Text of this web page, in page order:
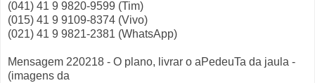
(041) 41 9 9820-9599 (Tim)
(015) 41 9 9109-8374 (Vivo)
(021) 41 9 9821-2381 (WhatsApp)
Mensagem 220218 - O plano, livrar o aPedeuTa da jaula -
(imagens da